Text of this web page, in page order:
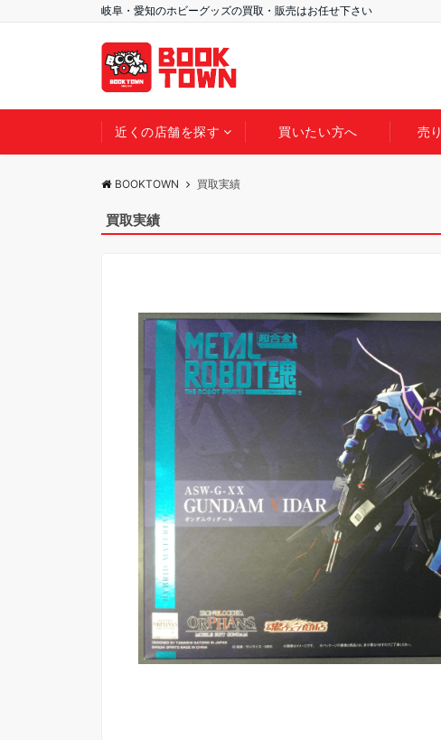
岐阜・愛知のホビーグッズの買取・販売はお任せ下さい
近くの店舗を探す 買いたい方へ 売
BOOKTOWN 買取実績
買取実績